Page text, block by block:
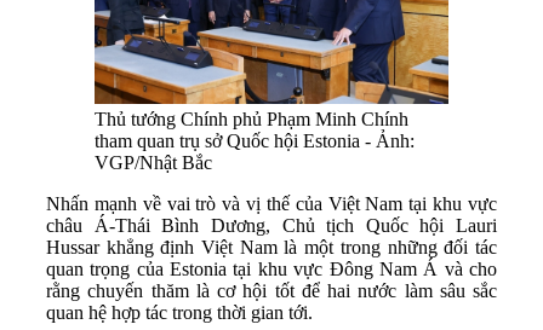
Thủ tướng Chính phủ Phạm Minh Chính
tham quan trụ sở Quốc hội Estonia - Ảnh:
VGP/Nhật Bắc
Nhấn mạnh về vai trò và vị thế của Việt Nam tại khu vực
châu Á-Thái Bình Dương, Chủ tịch Quốc hội Lauri
Hussar khẳng định Việt Nam là một trong những đối tác
quan trọng của Estonia tại khu vực Đông Nam Á và cho
rằng chuyến thăm là cơ hội tốt để hai nước làm sâu sắc
quan hệ hợp tác trong thời gian tới.